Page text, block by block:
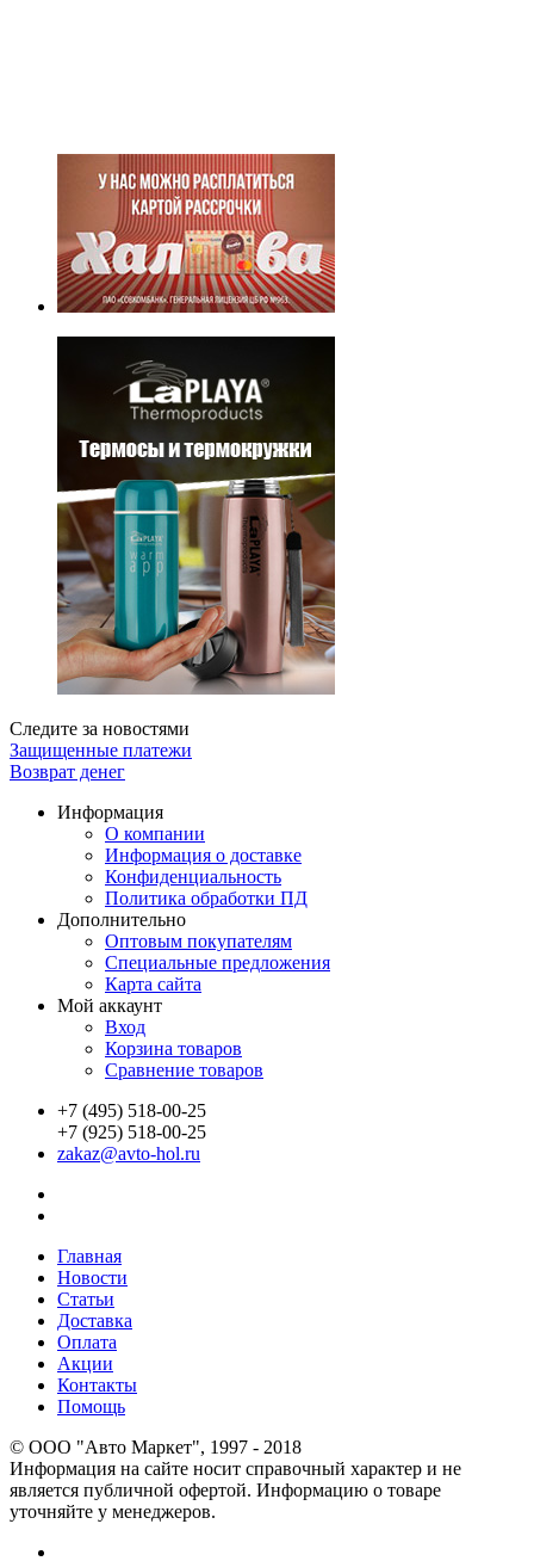
Следите за новостями
Защищенные платежи
Возврат денег
Информация
О компании
Информация о доставке
Конфиденциальность
Политика обработки ПД
Дополнительно
Оптовым покупателям
Специальные предложения
Карта сайта
Мой аккаунт
Вход
Корзина товаров
Сравнение товаров
+7 (495) 518-00-25
+7 (925) 518-00-25
zakaz@avto-hol.ru
Главная
Новости
Статьи
Доставка
Оплата
Акции
Контакты
Помощь
© OOO "Авто Маркет", 1997 - 2018
Информация на сайте носит справочный характер и не
является публичной офертой. Информацию о товаре
уточняйте у менеджеров.